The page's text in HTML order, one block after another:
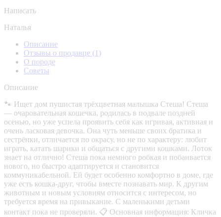
Написать
Наталья
Описание
Отзывы о продавце (1)
О породе
Советы
Описание
🐾 Ищет дом пушистая трёхцветная малышка Стеша! Стеша
— очаровательная кошечка, родилась в подвале поздней
осенью, но уже успела проявить себя как игривая, активная и
очень ласковая девочка. Она чуть меньше своих братика и
сестрёнки, отличается по окрасу, но не по характеру: любит
играть, катать шарики и общаться с другими кошками. Лоток
знает на отлично! Стеша пока немного робкая и побаивается
нового, но быстро адаптируется и становится
коммуникабельной. Ей будет особенно комфортно в доме, где
уже есть кошка-друг, чтобы вместе познавать мир. К другим
животным и новым условиям относится с интересом, но
требуется время на привыкание. С маленькими детьми
контакт пока не проверяли. 📋 Основная информация: Кличка